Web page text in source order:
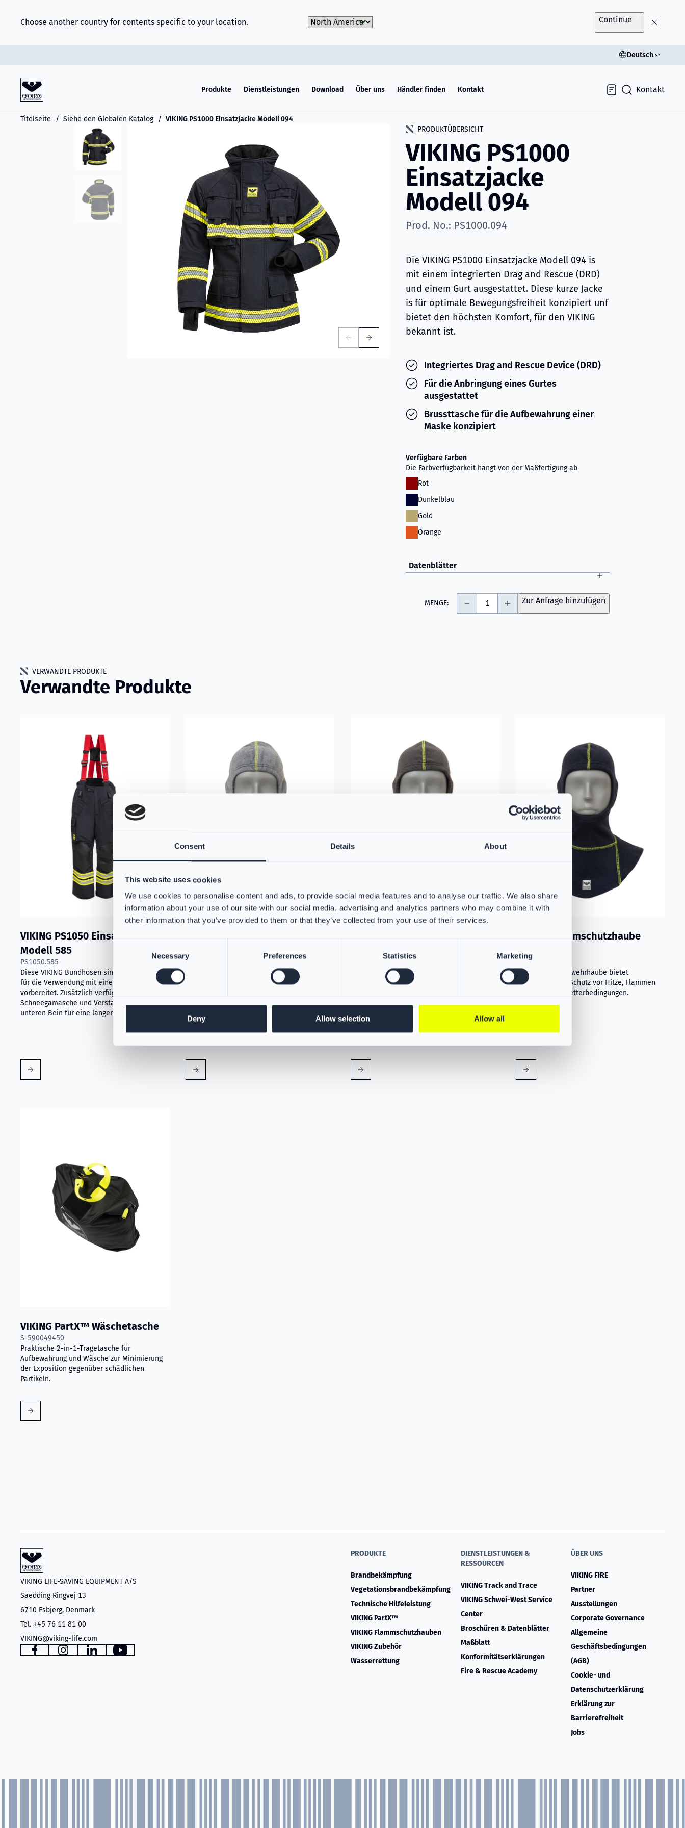
Consent Details About
This website uses cookies
We use cookies to personalise content and ads, to provide social media features and to analyse our traffic. We also share
information about your use of our site with our social media, advertising and analytics partners who may combine it with
other information that you’ve provided to them or that they’ve collected from your use of their services.
Necessary Preferences Statistics Marketing
Deny Allow selection Allow all
Choose another country for contents specific to your location.
Choose Market Continue
Deutsch
Produkte Dienstleistungen Download Über uns Händler finden Kontakt
Inquiry
Kontakt
Titelseite Siehe den Globalen Katalog
VIKING PS1000 Einsatzjacke Modell 094
PRODUKTÜBERSICHT
VIKING PS1000
Einsatzjacke
Modell 094
Prod. No.: PS1000.094
Die VIKING PS1000 Einsatzjacke Modell 094 is
mit einem integrierten Drag and Rescue (DRD)
und einem Gurt ausgestattet. Diese kurze Jacke
is für optimale Bewegungsfreiheit konzipiert unf
bietet den höchsten Komfort, für den VIKING
bekannt ist.
Integriertes Drag and Rescue Device (DRD)
Für die Anbringung eines Gurtes
ausgestattet
Brussttasche für die Aufbewahrung einer
Maske konzipiert
Verfügbare Farben
Die Farbverfügbarkeit hängt von der Maßfertigung ab
Rot
Dunkelblau
Gold
Orange
Datenblätter
MENGE: Zur Anfrage hinzufügen
VERWANDTE PRODUKTE
Verwandte Produkte
VIKING PS1050 Einsatzhose
Modell 585
PS1050.585
Diese VIKING Bundhosen sind fachmännisch
für die Verwendung mit einem Gurt
vorbereitet. Zusätzlich verfügen sie über eine
Schneegamasche und Verstärkungen am
unteren Bein für eine längere Haltbarkeit.
Nomex® Nano Flex Technologie
Hellgrau
Die dreilagige Haube von VIKING bietet
und Kieferbereich vor gefährlichen Partikeln.
Dieser Durchbruch im Barriere-Schutz für
Die VIKING Feuerwehrhaube bietet
hervorragenden Schutz vor Hitze, Flammen
und extremen Wetterbedingungen.
VIKING Flammschutzhaube
Aramid Blau
PS383731
Die VIKING Feuerwehrhaube bietet
hervorragenden Schutz vor Hitze, Flammen
und extremen Wetterbedingungen.
VIKING PartX™ Wäschetasche
S-590049450
Praktische 2-in-1-Tragetasche für
Aufbewahrung und Wäsche zur Minimierung
der Exposition gegenüber schädlichen
Partikeln.
VIKING LIFE-SAVING EQUIPMENT A/S
Saedding Ringvej 13
6710 Esbjerg, Denmark
Tel. +45 76 11 81 00
VIKING@viking-life.com
www.facebook.com
www.instagram.com
www.linkedin.com
YouTube
PRODUKTE
Brandbekämpfung
Vegetationsbrandbekämpfung
Technische Hilfeleistung
VIKING PartX™
VIKING Flammschutzhauben
VIKING Zubehör
Wasserrettung
DIENSTLEISTUNGEN &
RESSOURCEN
VIKING Track and Trace
VIKING Schwei-West Service
Center
Broschüren & Datenblätter
Maßblatt
Konformitätserklärungen
Fire & Rescue Academy
ÜBER UNS
VIKING FIRE
Partner
Ausstellungen
Corporate Governance
Allgemeine
Geschäftsbedingungen
(AGB)
Cookie- und
Datenschutzerklärung
Erklärung zur
Barrierefreiheit
Jobs